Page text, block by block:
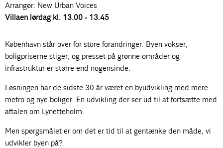
Arrangør: New Urban Voices
Villaen lørdag kl. 13.00 - 13.45
København står over for store forandringer. Byen vokser,
boligpriserne stiger, og presset på grønne områder og
infrastruktur er større end nogensinde.
Løsningen har de sidste 30 år været en byudvikling med mere
metro og nye boliger. En udvikling der ser ud til at fortsætte med
aftalen om Lynetteholm.
Men spørgsmålet er om det er tid til at gentænke den måde, vi
udvikler byen på?